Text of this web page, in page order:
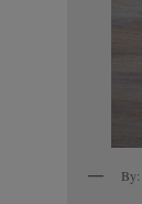
By: